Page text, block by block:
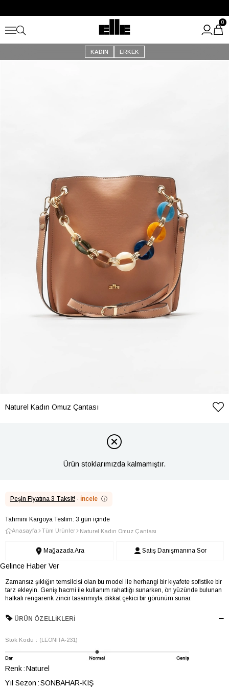
Kargo Ücretsiz!
KADIN ERKEK
0
Naturel Kadın Omuz Çantası
Ürün stoklarımızda kalmamıştır.
Peşin Fiyatına 3 Taksit! · İncele ⓘ
Tahmini Kargoya Teslim: 3 gün içinde
Anasayfa Tüm Ürünler Naturel Kadın Omuz Çantası
Mağazada Ara Satış Danışmanına Sor
Gelince Haber Ver
Zamansız şıklığın temsilcisi olan bu model ile herhangi bir kıyafete sofistike bir
tarz ekleyin. Geniş hacmi ile kullanım rahatlığı sunarken, ön yüzünde bulunan
halkalı rengarenk zincir tasarımıyla dikkat çekici bir görünüm sunar.
ÜRÜN ÖZELLIKLERI
Stok Kodu (LEONITA-231)
Renk Naturel
Yıl Sezon SONBAHAR-KIŞ